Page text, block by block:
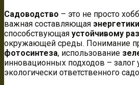
Садоводство – это не просто
важная составляющая
способствующая устойчивому
окружающей среды. Понимание
фотосинтеза, использование
инновационных подходов – залог
экологически ответственного